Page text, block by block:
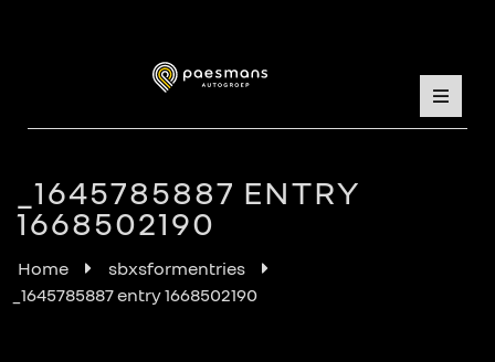
_1645785887 ENTRY
1668502190
Home
sbxsformentries
_1645785887 entry 1668502190